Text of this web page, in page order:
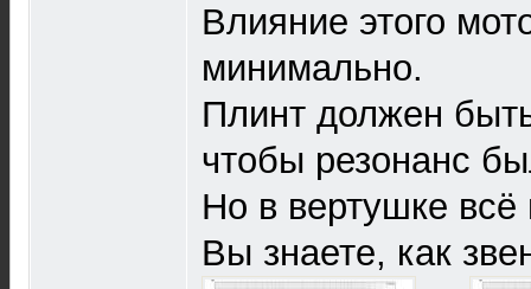
Влияние этого
минимально.
Плинт должен
чтобы резонанс
Но в вертушке всё
Вы знаете, как